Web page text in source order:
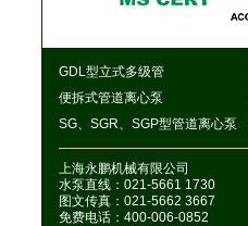
GDL型立式多级管
便拆式管道离心泵
SG、SGR、SGP型管道离心泵
上海永鹏机械有限公司
水泵直线：021-5661 1730
图文传真：021-5662 3667
免费电话：400-006-0852